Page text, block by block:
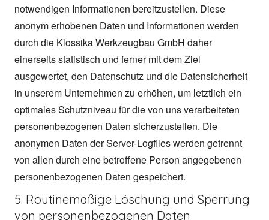
notwendigen Informationen bereitzustellen. Diese
anonym erhobenen Daten und Informationen werden
durch die Klossika Werkzeugbau GmbH daher
einerseits statistisch und ferner mit dem Ziel
ausgewertet, den Datenschutz und die Datensicherheit
in unserem Unternehmen zu erhöhen, um letztlich ein
optimales Schutzniveau für die von uns verarbeiteten
personenbezogenen Daten sicherzustellen. Die
anonymen Daten der Server-Logfiles werden getrennt
von allen durch eine betroffene Person angegebenen
personenbezogenen Daten gespeichert.
5. Routinemäßige Löschung und Sperrung
von personenbezogenen Daten